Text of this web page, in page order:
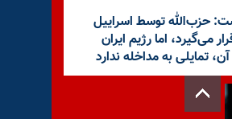
حزب‌الله توسط اسراییل
می‌گیرد، اما رژیم ایران
تمایلی به مداخله ندارد